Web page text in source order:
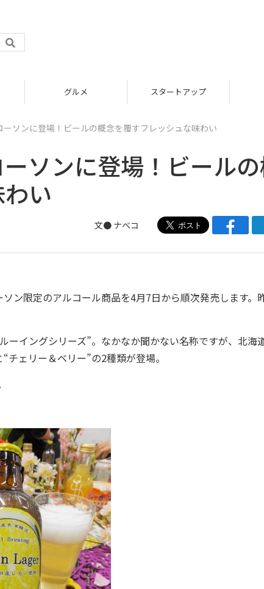
グルメ スタートアップ
ーソンに登場！ビールの概念を覆すフレッシュな味わい
ーソンに登場！ビール
い
文● ナベコ
ン限定のアルコール商品を4月7日から順次発売します。
イングシリーズ”。なかなか聞かない名称ですが、北海
ェリー＆ベリー”の2種類が登場。